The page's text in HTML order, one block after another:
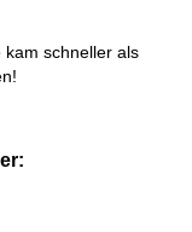
kam schneller als